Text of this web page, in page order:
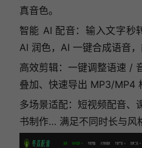
真音色。
智能 AI 配音：输入文字秒
AI 润色，AI 一键合成语音，
高效剪辑：一键调整语速 /
叠加、快速导出 MP3/MP4
多场景适配：短视频配音、
书制作… 满足不同时长与风